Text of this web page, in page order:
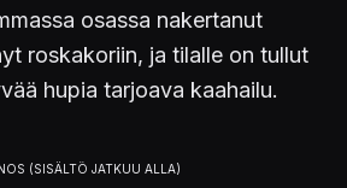
osassa nakertanut
roskakoriin, ja tilalle on tullut
hupia tarjoava kaahailu.